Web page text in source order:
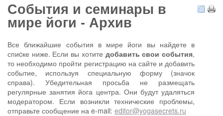
События и семинары в
мире йоги - Архив
Все ближайшие события в мире йоги вы найдете в
спиcке ниже. Если вы хотите добавить свои события,
то необходимо пройти регистрацию на сайте и добавить
событие, используя специальную форму (значок
справа). Убедительная просьба не размещать
регулярные занятия йога центра. Они будут удаляться
модератором. Если возникли технические проблемы,
отправьте сообщение на e-mail: editor@yogasecrets.ru